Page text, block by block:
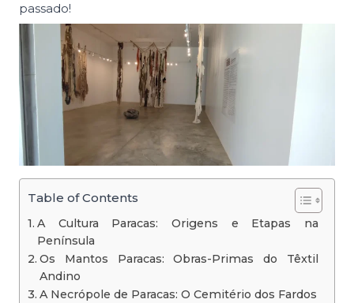
passado!
Table of Contents
A Cultura Paracas: Origens e Etapas na
Península
Os Mantos Paracas: Obras-Primas do Têxtil
Andino
A Necrópole de Paracas: O Cemitério dos Fardos